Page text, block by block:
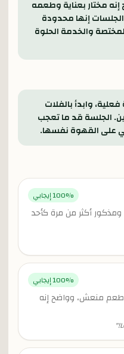
مختار بعناية وطعمه
إنها محدودة
والخدمة الحلوة
وابدأ بالفلات
الجلسة قد ما تعجب
على القهوة نفسها.
100% إيجابي
أكثر من مرة كأحد
100% إيجابي
منعش، وواضح إنه
"